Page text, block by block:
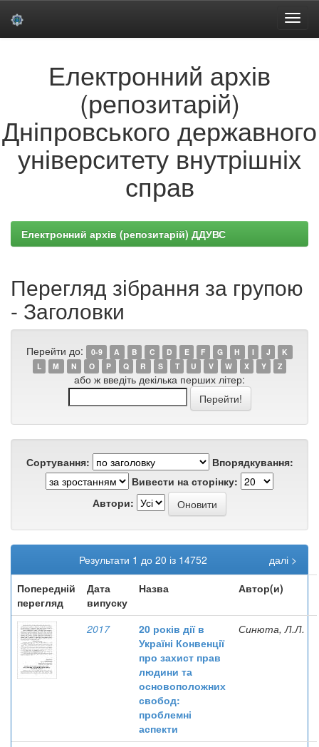
Електронний архів
(репозитарій)
Дніпровського державного
університету внутрішніх
справ
Електронний архів (репозитарій) ДДУВС
Перегляд зібрання за групою
- Заголовки
Перейти до: 0-9 A B C D E F G H I J
K
L
M N O P Q R S T U V W X Y Z
або ж введіть декілька перших літер:
Сортування:
Впорядкування:
Вивести на сторінку:
Автори:
Результати 1 до 20 із 14752
далі >
Попередній
перегляд
Дата
випуску
Назва Автор(и)
2017
20 років дії в
Україні Конвенції
про захист прав
людини та
основоположних
свобод:
проблемні
аспекти
Синюта, Л.Л.